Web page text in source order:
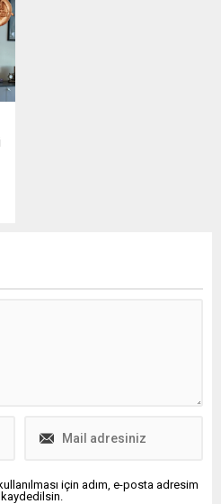
için adım, e-posta adresim